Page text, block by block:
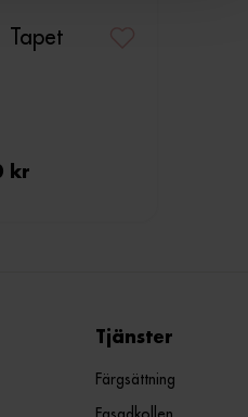
Tapet
kr
Tjänster
Färgsättning